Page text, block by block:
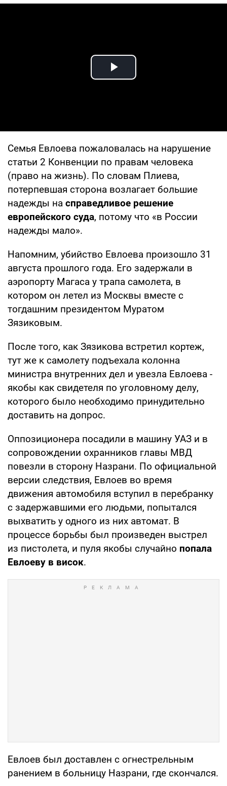
Play Video
Семья Евлоева пожаловалась на нарушение
статьи 2 Конвенции по правам человека
(право на жизнь). По словам Плиева,
потерпевшая сторона возлагает большие
надежды на справедливое решение
европейского суда, потому что «в России
надежды мало».
Напомним, убийство Евлоева произошло 31
августа прошлого года. Его задержали в
аэропорту Магаса у трапа самолета, в
котором он летел из Москвы вместе с
тогдашним президентом Муратом
Зязиковым.
После того, как Зязикова встретил кортеж,
тут же к самолету подъехала колонна
министра внутренних дел и увезла Евлоева -
якобы как свидетеля по уголовному делу,
которого было необходимо принудительно
доставить на допрос.
Оппозиционера посадили в машину УАЗ и в
сопровождении охранников главы МВД
повезли в сторону Назрани. По официальной
версии следствия, Евлоев во время
движения автомобиля вступил в перебранку
с задержавшими его людьми, попытался
выхватить у одного из них автомат. В
процессе борьбы был произведен выстрел
из пистолета, и пуля якобы случайно попала
Евлоеву в висок.
Евлоев был доставлен с огнестрельным
ранением в больницу Назрани, где скончался.